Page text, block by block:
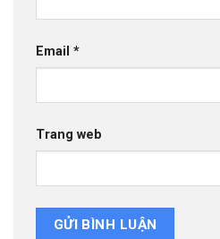
Email *
Trang web